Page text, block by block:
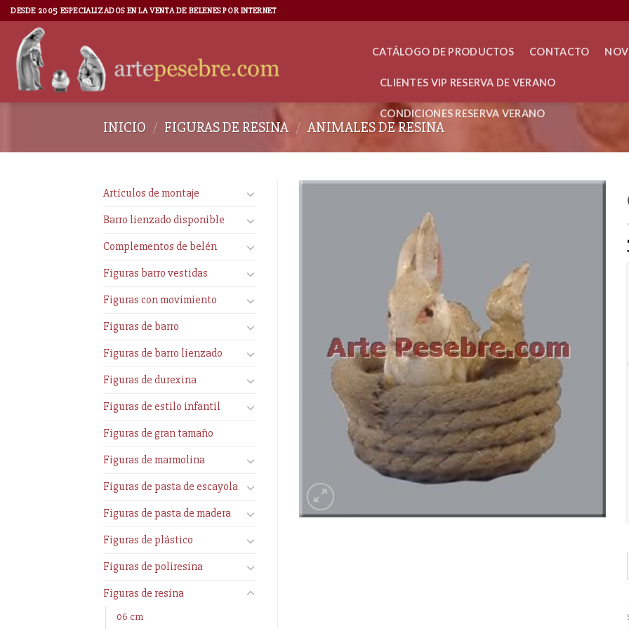
DESDE 2005 ESPECIALIZADOS EN LA VENTA DE BELENES POR INTERNET
CATÁLOGO DE PRODUCTOS CONTACTO
CLIENTES VIP RESERVA DE VERANO
CONDICIONES RESERVA VERANO
INICIO / FIGURAS DE RESINA / ANIMALES DE RESINA
Artículos de montaje
Barro lienzado disponible
Complementos de belén
Figuras barro vestidas
Figuras con movimiento
Figuras de barro
Figuras de barro lienzado
Figuras de durexina
Figuras de estilo infantil
Figuras de gran tamaño
Figuras de marmolina
Figuras de pasta de escayola
Figuras de pasta de madera
Figuras de plástico
Figuras de poliresina
Figuras de resina
06 cm